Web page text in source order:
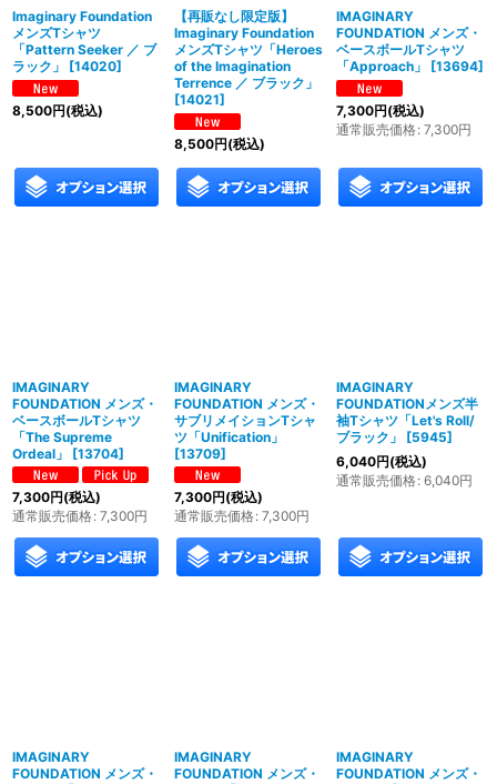
Imaginary Foundation
メンズTシャツ
「Pattern Seeker ／ ブ
ラック」
[14020]
8,500円(税込)
【再販なし限定版】
Imaginary Foundation
メンズTシャツ「Heroes
of the Imagination
Terrence ／ ブラック」
[14021]
8,500円(税込)
IMAGINARY
FOUNDATION メンズ・
ベースボールTシャツ
「Approach」
[13694]
7,300円(税込)
通常販売価格: 7,300円
IMAGINARY
FOUNDATION メンズ・
ベースボールTシャツ
「The Supreme
Ordeal」
[13704]
7,300円(税込)
通常販売価格: 7,300円
IMAGINARY
FOUNDATION メンズ・
サブリメイションTシャ
ツ「Unification」
[13709]
7,300円(税込)
通常販売価格: 7,300円
IMAGINARY
FOUNDATIONメンズ半
袖Tシャツ「Let's Roll/
ブラック」
[5945]
6,040円(税込)
通常販売価格: 6,040円
IMAGINARY
FOUNDATION メンズ・
IMAGINARY
FOUNDATION メンズ・
IMAGINARY
FOUNDATION メンズ・